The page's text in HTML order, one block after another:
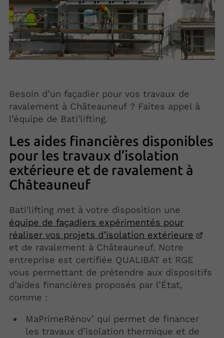
Besoin d’un façadier pour vos travaux de
ravalement à Châteauneuf ? Faites appel à
l’équipe de Bati'lifting.
Les aides financières disponibles
pour les travaux d’isolation
extérieure et de ravalement à
Châteauneuf
Bati'lifting met à votre disposition une
équipe de façadiers expérimentés pour
réaliser vos projets d’isolation extérieure
et de ravalement à Châteauneuf. Notre
entreprise est certifiée QUALIBAT et RGE
vous permettant de prétendre aux dispositifs
d’aides financières proposés par l’État,
comme :
MaPrimeRénov’ qui permet de financer
les travaux d’isolation thermique et de